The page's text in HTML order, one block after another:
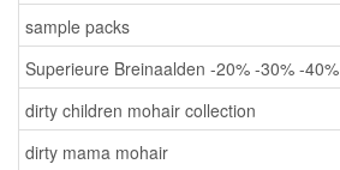
sample packs
Superieure Breinaalden -20% -30% -40%
dirty children mohair collection
dirty mama mohair